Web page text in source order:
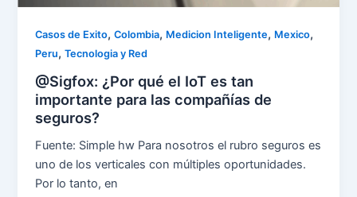
Casos de Exito,Colombia, Medicion Inteligente, Mexico,
Peru,Tecnologia y Red
@Sigfox: ¿Por qué el IoT es tan
importante para las compañías de
seguros?
Fuente: Simple hw Para nosotros el rubro seguros es
uno de los verticales con múltiples oportunidades.
Por lo tanto, en